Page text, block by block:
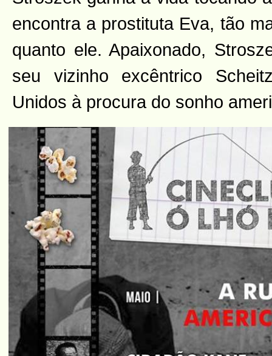
encontra a prostituta Eva, tão
quanto ele. Apaixonado,
seu vizinho excêntrico
Unidos à procura do sonho